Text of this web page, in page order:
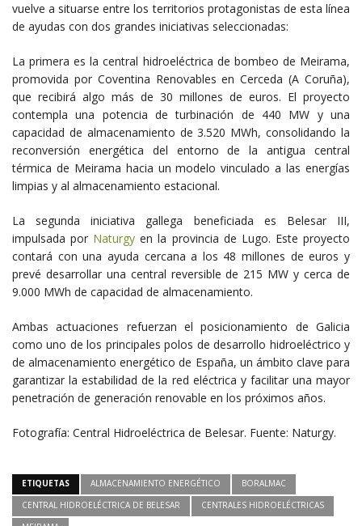
vuelve a situarse entre los territorios protagonistas de esta línea
de ayudas con dos grandes iniciativas seleccionadas:
La primera es la central hidroeléctrica de bombeo de Meirama,
promovida por Coventina Renovables en Cerceda (A Coruña),
que recibirá algo más de 30 millones de euros. El proyecto
contempla una potencia de turbinación de 440 MW y una
capacidad de almacenamiento de 3.520 MWh, consolidando la
reconversión energética del entorno de la antigua central
térmica de Meirama hacia un modelo vinculado a las energías
limpias y al almacenamiento estacional.
La segunda iniciativa gallega beneficiada es Belesar III,
impulsada por Naturgy en la provincia de Lugo. Este proyecto
contará con una ayuda cercana a los 48 millones de euros y
prevé desarrollar una central reversible de 215 MW y cerca de
9.000 MWh de capacidad de almacenamiento.
Ambas actuaciones refuerzan el posicionamiento de Galicia
como uno de los principales polos de desarrollo hidroeléctrico y
de almacenamiento energético de España, un ámbito clave para
garantizar la estabilidad de la red eléctrica y facilitar una mayor
penetración de generación renovable en los próximos años.
Fotografía: Central Hidroeléctrica de Belesar. Fuente: Naturgy.
ETIQUETAS ALMACENAMIENTO ENERGÉTICO
BORALMAC
CENTRAL HIDROELÉCTRICA DE BELESAR
CENTRALES HIDROELÉCTRICAS